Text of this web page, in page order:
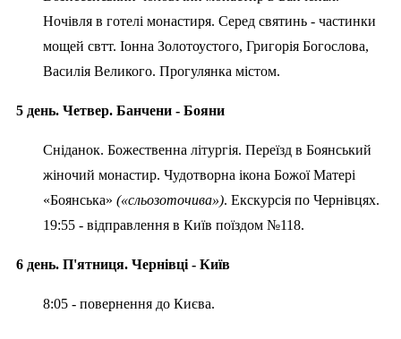
Ночівля в готелі монастиря. Серед святинь - частинки
мощей свтт. Іонна Золотоустого, Григорія Богослова,
Василія Великого. Прогулянка містом.
5 день. Четвер. Банчени - Бояни
Сніданок. Божественна літургія. Переїзд в Боянський
жіночий монастир. Чудотворна ікона Божої Матері
«Боянська» («сльозоточива»). Екскурсія по Чернівцях.
19:55 - відправлення в Київ поїздом №118.
6 день. П'ятниця. Чернівці - Київ
8:05 - повернення до Києва.